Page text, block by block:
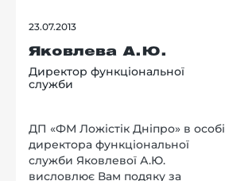
23.07.2013
Яковлева А.Ю.
Директор функціональної
служби
ДП «ФМ Ложістік Дніпро» в особі
директора функціональної
служби Яковлевої А.Ю.
висловлює Вам подяку за